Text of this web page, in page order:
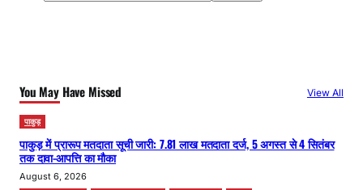
h
You May Have Missed View All
पाकुड़
पाकुड़ में प्रारूप मतदाता सूची जारी: 7.81 लाख मतदाता दर्ज, 5 अगस्त से 4 सितंबर
तक दावा-आपत्ति का मौका
August 6, 2026